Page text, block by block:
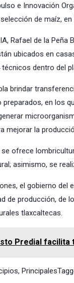
e Innovación
de maíz,
Rafael de la Peña
ubicados en
dentro del
brindar
en los
mejorar la
ofrece
asimismo, se
el gobierno del
de producción, de
tlaxcaltecas.
Predial facilita
, Principales